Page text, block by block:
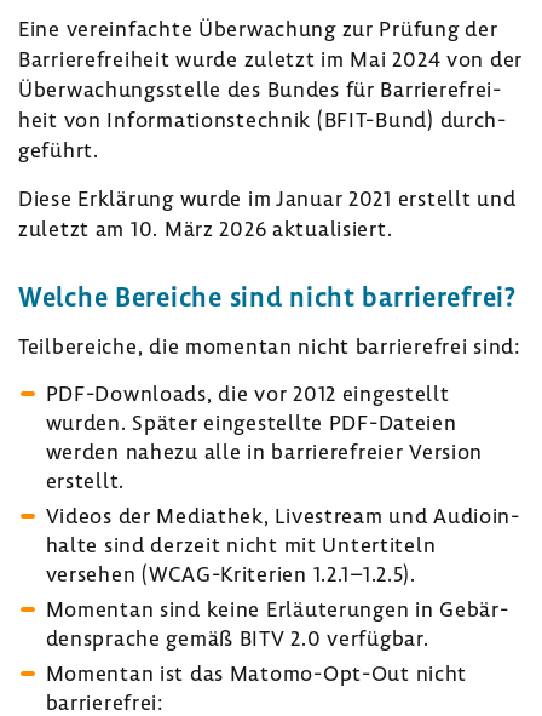
Eine verein­fachte Über­wa­chung zur Prüfung der
Barrie­re­frei­heit wurde zuletzt im Mai 2024 von der
Über­wa­chungs­stelle des Bundes für Barrie­re­frei­
heit von Infor­ma­ti­ons­technik (BFIT-​Bund) durch­
ge­führt.
Diese Erklä­rung wurde im Januar 2021 erstellt und
zuletzt am 10. März 2026 aktua­li­siert.
Welche Bereiche sind nicht barrie­re­frei?
Teil­be­reiche, die momentan nicht barrie­re­frei sind:
PDF-​Downloads, die vor 2012 einge­stellt
wurden. Später einge­stellte PDF-​Dateien
werden nahezu alle in barrie­re­freier Version
erstellt.
Videos der Media­thek, Live­stream und Audio­in­
halte sind derzeit nicht mit Unter­ti­teln
versehen (WCAG-​Kriterien 1.2.1–1.2.5).
Momentan sind keine Erläu­te­rungen in Gebär­
den­sprache gemäß BITV 2.0 verfügbar.
Momentan ist das Matomo-​Opt-Out nicht
barrie­re­frei: